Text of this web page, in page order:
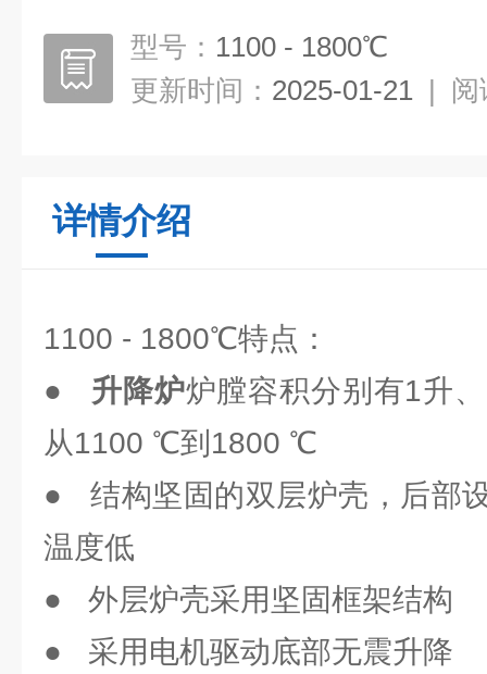
型号： 1100 - 1800℃
更新时间： 2025-01-21 | 阅
详情介绍
1100 - 1800℃特点：
● 升降炉炉膛容积分别有1升
从1100 ℃到1800 ℃
● 结构坚固的双层炉壳，后部
温度低
● 外层炉壳采用坚固框架结构
● 采用电机驱动底部无震升降